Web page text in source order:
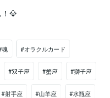
💎
魂 #オラクルカード
#双子座 #蟹座 #獅子座
#射手座 #山羊座 #水瓶座